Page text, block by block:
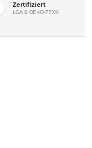
Zertifiziert
LGA & OEKO-TEX®